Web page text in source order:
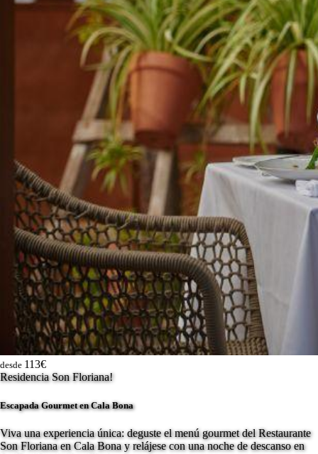
desde 113€
Residencia Son Floriana!
Escapada Gourmet en Cala Bona
Viva una experiencia única: deguste el menú gourmet del Restaurante
Son Floriana en Cala Bona y relájese con una noche de descanso en